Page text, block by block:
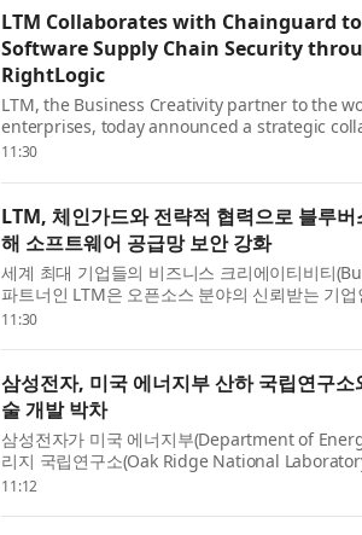
LTM Collaborates with Chainguard
Software Supply Chain Security
RightLogic
LTM, the Business Creativity partner to the
enterprises, today announced a strategic
Chainguard, the trusted source for open
11:30
LTM, 체인가드와 전략적 협력으로 블루
해 소프트웨어 공급망 보안 강화
세계 최대 기업들의 비즈니스 크리에이티비티
파트너인 LTM은 오픈소스 분야의 신뢰받는 기
(Chainguard)와 전략적 협력을 맺고, LTM의 사
11:30
삼성전자, 미국 에너지부 산하 국립연구
술 개발 박차
삼성전자가 미국 에너지부(Department of
리지 국립연구소(Oak Ridge National
차세대 난방 기술 개발에 박차를 가한다. 연구 과
11:12